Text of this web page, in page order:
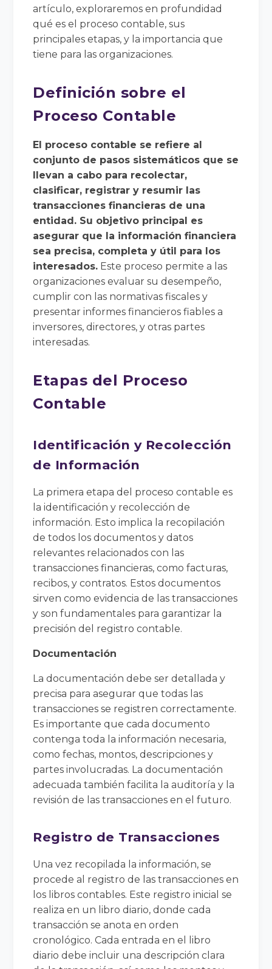
artículo, exploraremos en profundidad
qué es el proceso contable, sus
principales etapas, y la importancia que
tiene para las organizaciones.
Definición sobre el
Proceso Contable
El proceso contable se refiere al
conjunto de pasos sistemáticos que se
llevan a cabo para recolectar,
clasificar, registrar y resumir las
transacciones financieras de una
entidad. Su objetivo principal es
asegurar que la información financiera
sea precisa, completa y útil para los
interesados. Este proceso permite a las
organizaciones evaluar su desempeño,
cumplir con las normativas fiscales y
presentar informes financieros fiables a
inversores, directores, y otras partes
interesadas.
Etapas del Proceso
Contable
Identificación y Recolección
de Información
La primera etapa del proceso contable es
la identificación y recolección de
información. Esto implica la recopilación
de todos los documentos y datos
relevantes relacionados con las
transacciones financieras, como facturas,
recibos, y contratos. Estos documentos
sirven como evidencia de las transacciones
y son fundamentales para garantizar la
precisión del registro contable.
Documentación
La documentación debe ser detallada y
precisa para asegurar que todas las
transacciones se registren correctamente.
Es importante que cada documento
contenga toda la información necesaria,
como fechas, montos, descripciones y
partes involucradas. La documentación
adecuada también facilita la auditoría y la
revisión de las transacciones en el futuro.
Registro de Transacciones
Una vez recopilada la información, se
procede al registro de las transacciones en
los libros contables. Este registro inicial se
realiza en un libro diario, donde cada
transacción se anota en orden
cronológico. Cada entrada en el libro
diario debe incluir una descripción clara